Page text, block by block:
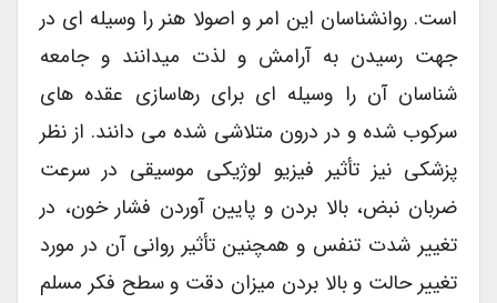
است. روانشناسان این امر و اصولا هنر را وسیله ای در
جهت رسیدن به آرامش و لذت میدانند و جامعه
شناسان آن را وسیله ای برای رهاسازی عقده های
سرکوب شده و در درون متلاشی شده می دانند. از نظر
پزشکی نیز تأثیر فیزیو لوژیکی موسیقی در سرعت
ضربان نبض، بالا بردن و پایین آوردن فشار خون، در
تغییر شدت تنفس و همچنین تأثیر روانی آن در مورد
تغییر حالت و بالا بردن میزان دقت و سطح فکر مسلم